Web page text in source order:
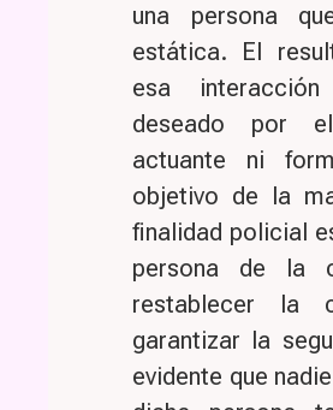
una persona
estática. El
esa
deseado por
actuante ni
objetivo de la
finalidad policial
persona de la
restablecer la
garantizar la
evidente que